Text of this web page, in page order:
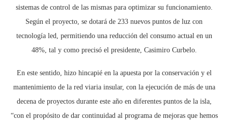
sistemas de control de las mismas para optimizar su funcionamiento.
Según el proyecto, se dotará de 233 nuevos puntos de luz con
tecnología led, permitiendo una reducción del consumo actual en un
48%, tal y como precisó el presidente, Casimiro Curbelo.
En este sentido, hizo hincapié en la apuesta por la conservación y el
mantenimiento de la red viaria insular, con la ejecución de más de una
decena de proyectos durante este año en diferentes puntos de la isla,
“con el propósito de dar continuidad al programa de mejoras que hemos